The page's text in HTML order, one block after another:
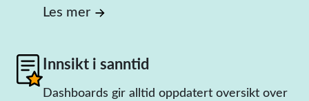
Les mer
Innsikt i sanntid
Dashboards gir alltid oppdatert oversikt over